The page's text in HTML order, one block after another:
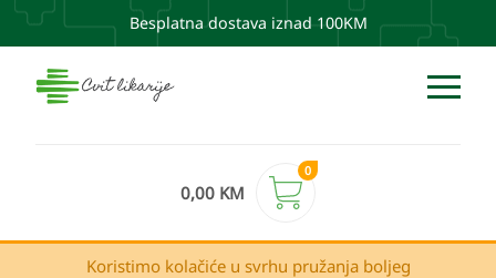
Besplatna dostava iznad 100KM
0,00 KM
0
Koristimo kolačiće u svrhu pružanja boljeg